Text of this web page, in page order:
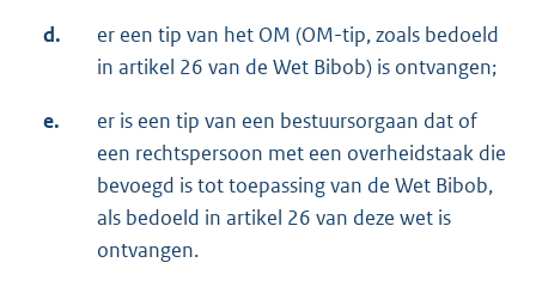
d.
er een tip van het OM (OM-tip, zoals bedoeld
in artikel 26 van de Wet Bibob) is ontvangen;
e.
er is een tip van een bestuursorgaan dat of
een rechtspersoon met een overheidstaak die
bevoegd is tot toepassing van de Wet Bibob,
als bedoeld in artikel 26 van deze wet is
ontvangen.